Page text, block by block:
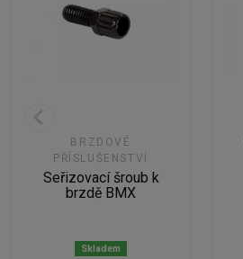
BRZDOVÉ
PŘÍSLUŠENSTVÍ
Seřizovací šroub k
brzdě BMX
Skladem